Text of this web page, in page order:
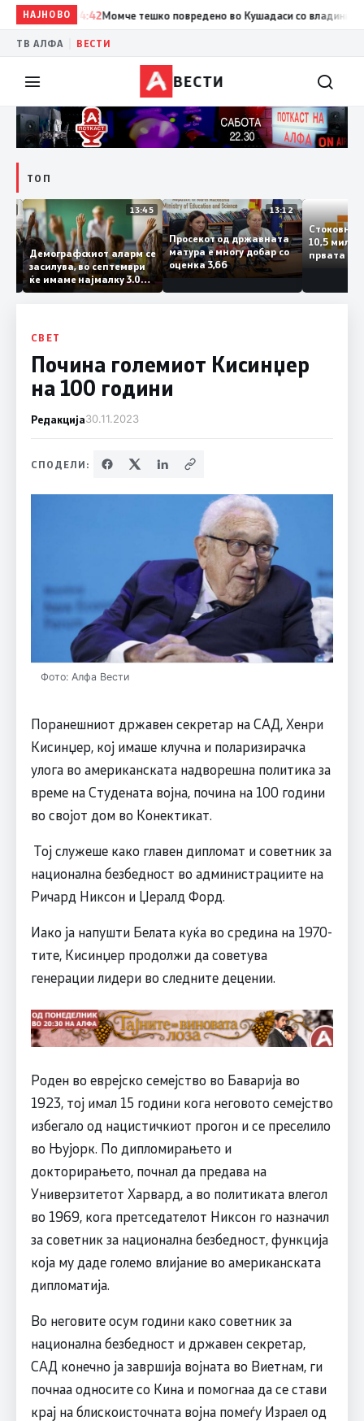
НАЈНОВО
14:42Момче тешко повредено во Кушадаси со владиниот
ТВ АЛФА ВЕСТИ
ВЕСТИ
ТОП
14:12 13:45
Демографскиот аларм се
засилува, во септември
ќе имаме најмалку 3.000
првачиња помалку
13:12
Просекот од државната
матура е многу добар со
оценка 3,66
10,5
првата
СВЕТ
Почина големиот Кисинџер
на 100 години
Редакција30.11.2023
СПОДЕЛИ:
Фото: Алфа Вести
Поранешниот државен секретар на САД, Хенри
Кисинџер, кој имаше клучна и поларизирачка
улога во американската надворешна политика за
време на Студената војна, почина на 100 години
во својот дом во Конектикат.
Тој служеше како главен дипломат и советник за
национална безбедност во администрациите на
Ричард Никсон и Џералд Форд.
Иако ја напушти Белата куќа во средина на 1970-
тите, Кисинџер продолжи да советува
генерации лидери во следните децении.
Роден во еврејско семејство во Баварија во
1923, тој имал 15 години кога неговото семејство
избегало од нацистичкиот прогон и се преселило
во Њујорк. По дипломирањето и
докторирањето, почнал да предава на
Универзитетот Харвард, а во политиката влегол
во 1969, кога претседателот Никсон го назначил
за советник за национална безбедност, функција
која му даде големо влијание во американската
дипломатија.
Во неговите осум години како советник за
национална безбедност и државен секретар,
САД конечно ја завршија војната во Виетнам, ги
почнаа односите со Кина и помогнаа да се стави
крај на блискоисточната војна помеѓу Израел од